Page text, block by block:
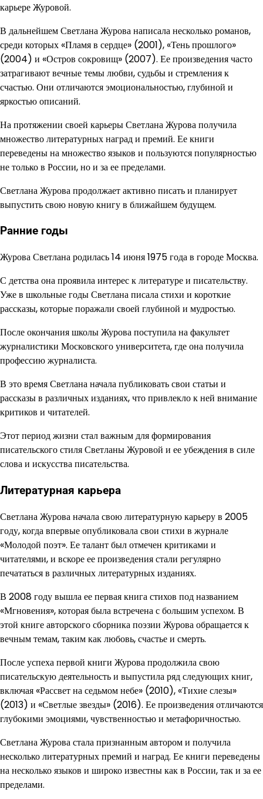
карьере Журовой.
В дальнейшем Светлана Журова написала несколько романов,
среди которых «Пламя в сердце» (2001), «Тень прошлого»
(2004) и «Остров сокровищ» (2007). Ее произведения часто
затрагивают вечные темы любви, судьбы и стремления к
счастью. Они отличаются эмоциональностью, глубиной и
яркостью описаний.
На протяжении своей карьеры Светлана Журова получила
множество литературных наград и премий. Ее книги
переведены на множество языков и пользуются популярностью
не только в России, но и за ее пределами.
Светлана Журова продолжает активно писать и планирует
выпустить свою новую книгу в ближайшем будущем.
Ранние годы
Журова Светлана родилась 14 июня 1975 года в городе Москва.
С детства она проявила интерес к литературе и писательству.
Уже в школьные годы Светлана писала стихи и короткие
рассказы, которые поражали своей глубиной и мудростью.
После окончания школы Журова поступила на факультет
журналистики Московского университета, где она получила
профессию журналиста.
В это время Светлана начала публиковать свои статьи и
рассказы в различных изданиях, что привлекло к ней внимание
критиков и читателей.
Этот период жизни стал важным для формирования
писательского стиля Светланы Журовой и ее убеждения в силе
слова и искусства писательства.
Литературная карьера
Светлана Журова начала свою литературную карьеру в 2005
году, когда впервые опубликовала свои стихи в журнале
«Молодой поэт». Ее талант был отмечен критиками и
читателями, и вскоре ее произведения стали регулярно
печататься в различных литературных изданиях.
В 2008 году вышла ее первая книга стихов под названием
«Мгновения», которая была встречена с большим успехом. В
этой книге авторского сборника поэзии Журова обращается к
вечным темам, таким как любовь, счастье и смерть.
После успеха первой книги Журова продолжила свою
писательскую деятельность и выпустила ряд следующих книг,
включая «Рассвет на седьмом небе» (2010), «Тихие слезы»
(2013) и «Светлые звезды» (2016). Ее произведения отличаются
глубокими эмоциями, чувственностью и метафоричностью.
Светлана Журова стала признанным автором и получила
несколько литературных премий и наград. Ее книги переведены
на несколько языков и широко известны как в России, так и за ее
пределами.